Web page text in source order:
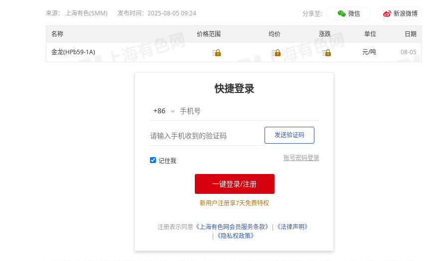
来源： 上海有色(SMM) 发布时间：2025-08-05 09:24 分享至: 微信 新浪微博
名称 价格范围 均价 涨跌 单位 日期
金龙(HPb59-1A) 元/吨 08-05
快捷登录
发送验证码
记住我 账号密码登录
一键登录/注册
新用户注册享7天免费特权
注册表示同意 《上海有色网会员服务条款》 | 《法律声明》
| 《隐私权政策》